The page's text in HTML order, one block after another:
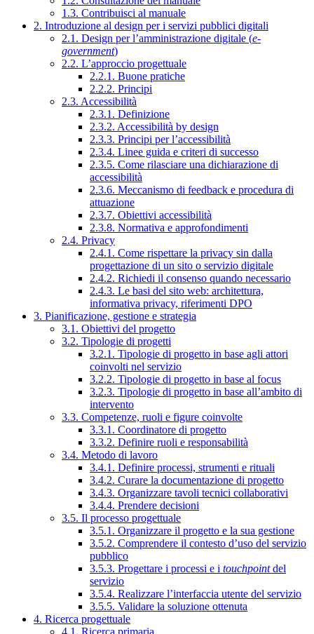
1.3. Contribuisci al manuale
2. Introduzione al design per i servizi pubblici digitali
2.1. Design per l’amministrazione digitale (e-
government)
2.2. L’approccio progettuale
2.2.1. Buone pratiche
2.2.2. Principi
2.3. Accessibilità
2.3.1. Definizione
2.3.2. Accessibilità by design
2.3.3. Principi per l’accessibilità
2.3.4. Linee guida e criteri di successo
2.3.5. Come rilasciare una dichiarazione di
accessibilità
2.3.6. Meccanismo di feedback e procedura di
attuazione
2.3.7. Obiettivi accessibilità
2.3.8. Normativa e approfondimenti
2.4. Privacy
2.4.1. Come rispettare la privacy sin dalla
progettazione di un sito o servizio digitale
2.4.2. Richiedi il consenso quando necessario
2.4.3. Le basi del sito web: architettura,
informativa privacy, riferimenti DPO
3. Pianificazione, gestione e strategia
3.1. Obiettivi del progetto
3.2. Tipologie di progetti
3.2.1. Tipologie di progetto in base agli attori
coinvolti nel servizio
3.2.2. Tipologie di progetto in base al focus
3.2.3. Tipologie di progetto in base all’ambito di
intervento
3.3. Competenze, ruoli e figure coinvolte
3.3.1. Coordinatore di progetto
3.3.2. Definire ruoli e responsabilità
3.4. Metodo di lavoro
3.4.1. Definire processi, strumenti e rituali
3.4.2. Curare la documentazione di progetto
3.4.3. Organizzare tavoli tecnici collaborativi
3.4.4. Prendere decisioni
3.5. Il processo progettuale
3.5.1. Organizzare il progetto e la sua gestione
3.5.2. Comprendere il contesto d’uso del servizio
pubblico
3.5.3. Progettare i processi e i touchpointdel
servizio
3.5.4. Realizzare l’interfaccia utente del servizio
3.5.5. Validare la soluzione ottenuta
4. Ricerca progettuale
4.1. Ricerca primaria